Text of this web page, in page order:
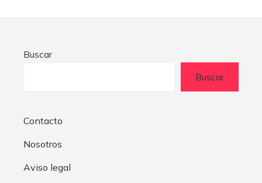
Buscar
Buscar
Contacto
Nosotros
Aviso legal